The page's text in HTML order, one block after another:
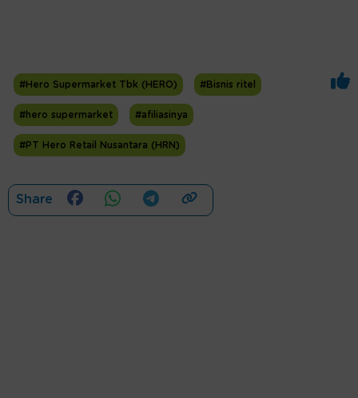
#Hero Supermarket Tbk (HERO) #Bisnis ritel
#hero supermarket #afiliasinya
#PT Hero Retail Nusantara (HRN)
Share